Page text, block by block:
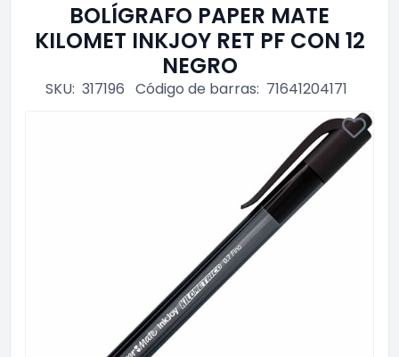
BOLÍGRAFO PAPER MATE
KILOMET INKJOY RET PF CON 12
NEGRO
SKU: 317196 Código de barras: 71641204171